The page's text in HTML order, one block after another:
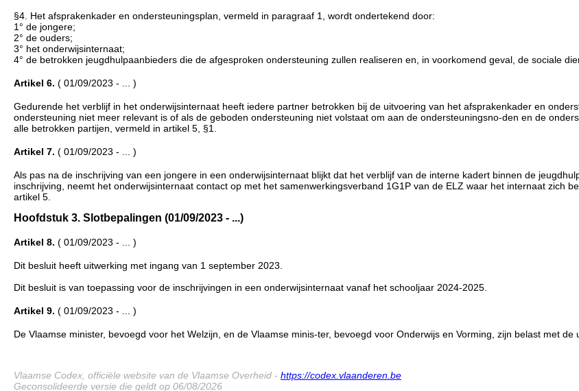
§4. Het afsprakenkader en ondersteuningsplan, vermeld in paragraaf 1, wordt ondertekend door:
1° de jongere;
2° de ouders;
3° het onderwijsinternaat;
4° de betrokken jeugdhulpaanbieders die de afgesproken ondersteuning zullen realiseren en, in voorkomend geval, de sociale
Artikel 6. ( 01/09/2023 - ... )
Gedurende het verblijf in het onderwijsinternaat heeft iedere partner betrokken bij de uitvoering van het afsprakenkader en
ondersteuning niet meer relevant is of als de geboden ondersteuning niet volstaat om aan de ondersteuningsno-den en de
alle betrokken partijen, vermeld in artikel 5, §1.
Artikel 7. ( 01/09/2023 - ... )
Als pas na de inschrijving van een jongere in een onderwijsinternaat blijkt dat het verblijf van de interne kadert binnen de
inschrijving, neemt het onderwijsinternaat contact op met het samenwerkingsverband 1G1P van de ELZ waar het internaat zich
artikel 5.
Hoofdstuk 3. Slotbepalingen (01/09/2023 - ...)
Artikel 8. ( 01/09/2023 - ... )
Dit besluit heeft uitwerking met ingang van 1 september 2023.
Dit besluit is van toepassing voor de inschrijvingen in een onderwijsinternaat vanaf het schooljaar 2024-2025.
Artikel 9. ( 01/09/2023 - ... )
De Vlaamse minister, bevoegd voor het Welzijn, en de Vlaamse minis-ter, bevoegd voor Onderwijs en Vorming, zijn belast met de
Vlaamse Codex, officiële website van de Vlaamse Overheid - https://codex.vlaanderen.be
Geconsolideerde versie die geldt op 06/08/2026